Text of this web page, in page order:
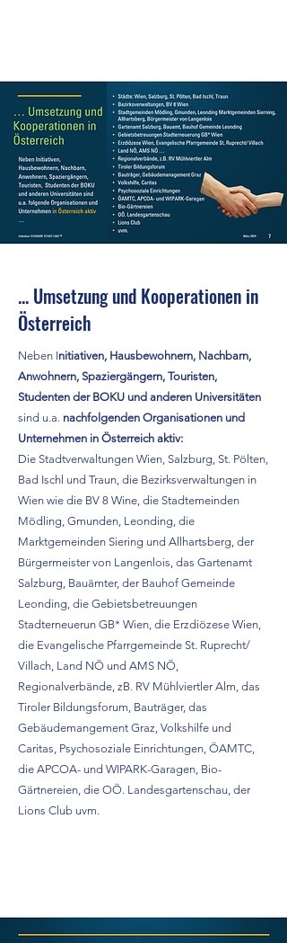
... Umsetzung und Kooperationen in
Österreich
Neben Initiativen, Hausbewohnern, Nachbarn,
Anwohnern, Spaziergängern, Touristen,
Studenten der BOKU und anderen Universitäten
sind u.a. nachfolgenden Organisationen und
Unternehmen in Österreich aktiv:
Die Stadtverwaltungen Wien, Salzburg, St. Pölten,
Bad Ischl und Traun, die Bezirksverwaltungen in
Wien wie die BV 8 Wine, die Stadtemeinden
Mödling, Gmunden, Leonding, die
Marktgemeinden Siering und Allhartsberg, der
Bürgermeister von Langenlois, das Gartenamt
Salzburg, Bauämter, der Bauhof Gemeinde
Leonding, die Gebietsbetreuungen
Stadterneuerun GB* Wien, die Erzdiözese Wien,
die Evangelische Pfarrgemeinde St. Ruprecht/
Villach, Land NÖ und AMS NÖ,
Regionalverbände, zB. RV Mühlviertler Alm, das
Tiroler Bildungsforum, Bauträger, das
Gebäudemangement Graz, Volkshilfe und
Caritas, Psychosoziale Einrichtungen, ÖAMTC,
die APCOA- und WIPARK-Garagen, Bio-
Gärtnereien, die OÖ. Landesgartenschau, der
Lions Club uvm.